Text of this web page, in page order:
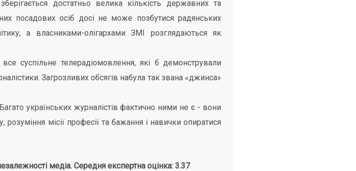
достатньо велика кількість державних та
посадових осіб досі не може позбутися радянських
а власниками-олігархами ЗМІ розглядаються як
суспільне телерадіомовлення, які б демонстрували
Загрозливих обсягів набула так звана «джинса»
українських журналістів фактично ними не є - вони
місії професії та бажання і навички опиратися
медіа. Середня експертна оцінка: 3.37